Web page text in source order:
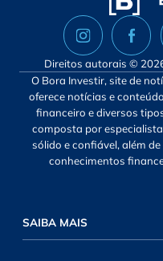
Direitos autorais ©
O Bora Investir, site de
oferece notícias e
financeiro e diversos
composta por
sólido e confiável, além
conhecimentos
SAIBA MAIS